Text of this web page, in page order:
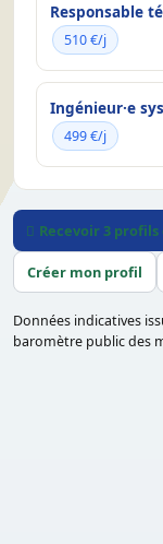
Responsable
510 €/j
Ingénieur·e
499 €/j
Recevoir 3 profils
Créer mon profil
Données indicatives
baromètre public des